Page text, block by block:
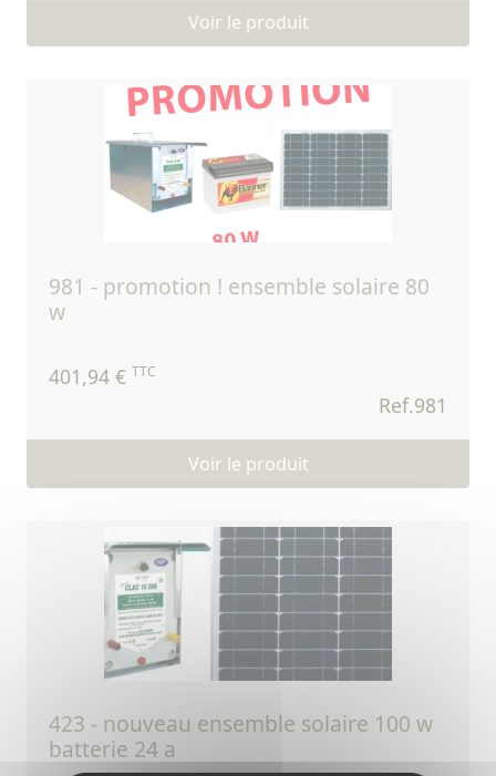
Voir le produit
981 - promotion ! ensemble solaire 80
w
401,94 € TTC
Ref.981
Voir le produit
423 - nouveau ensemble solaire 100 w
batterie 24 a